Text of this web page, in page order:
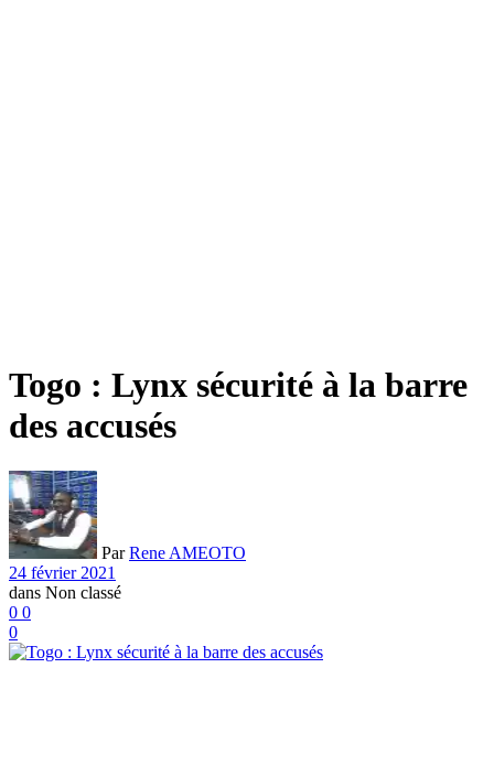
Togo : Lynx sécurité à la barre
des accusés
Par Rene AMEOTO
24 février 2021
dans Non classé
0 0
0